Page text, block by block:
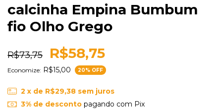
calcinha Empina Bumbum
fio Olho Grego
R$73,75 R$58,75
Economize: R$15,00 20% OFF
2 x de R$29,38 sem juros
3% de descontopagando com Pix